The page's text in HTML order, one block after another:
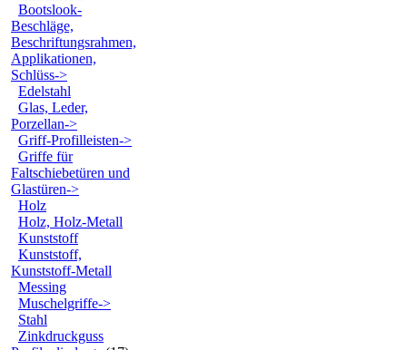
Bootslook-
Beschläge,
Beschriftungsrahmen,
Applikationen,
Schlüss->
Edelstahl
Glas, Leder,
Porzellan->
Griff-Profilleisten->
Griffe für
Faltschiebetüren und
Glastüren->
Holz
Holz, Holz-Metall
Kunststoff
Kunststoff,
Kunststoff-Metall
Messing
Muschelgriffe->
Stahl
Zinkdruckguss